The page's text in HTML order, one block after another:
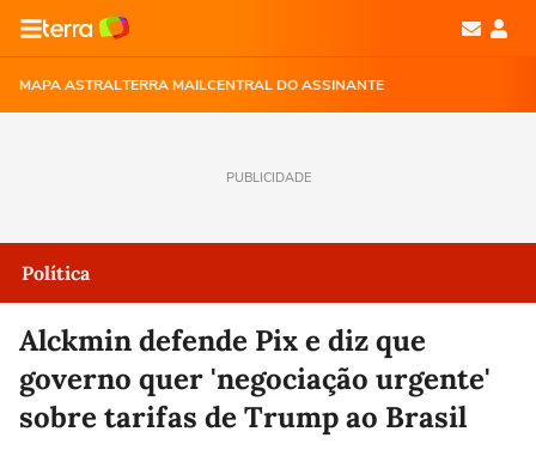
MAPA ASTRALTERRA MAILCENTRAL DO ASSINANTE
PUBLICIDADE
Política
Alckmin defende Pix e diz que
governo quer 'negociação urgente'
sobre tarifas de Trump ao Brasil